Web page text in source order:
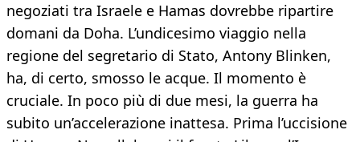
negoziati tra Israele e Hamas dovrebbe ripartire
domani da Doha. L’undicesimo viaggio nella
regione del segretario di Stato, Antony Blinken,
ha, di certo, smosso le acque. Il momento è
cruciale. In poco più di due mesi, la guerra ha
subito un’accelerazione inattesa. Prima l’uccisione